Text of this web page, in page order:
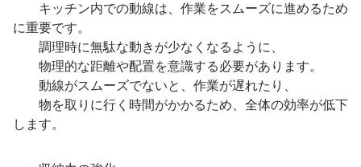
キッチン内での動線は、作業をスムーズに進めるため
に重要です。
調理時に無駄な動きが少なくなるように、
物理的な距離や配置を意識する必要があります。
動線がスムーズでないと、作業が遅れたり、
物を取りに行く時間がかかるため、全体の効率が低下
します。